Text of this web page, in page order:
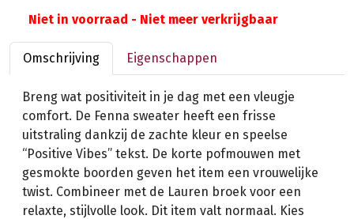
Niet in voorraad - Niet meer verkrijgbaar
Omschrijving Eigenschappen
Breng wat positiviteit in je dag met een vleugje
comfort. De Fenna sweater heeft een frisse
uitstraling dankzij de zachte kleur en speelse
“Positive Vibes” tekst. De korte pofmouwen met
gesmokte boorden geven het item een vrouwelijke
twist. Combineer met de Lauren broek voor een
relaxte, stijlvolle look. Dit item valt normaal. Kies